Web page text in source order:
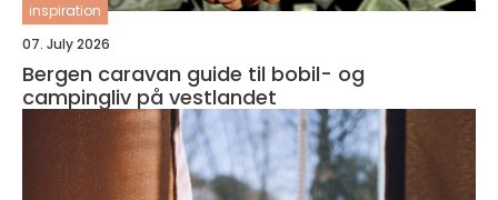
inspiration
07. July 2026
Bergen caravan guide til bobil- og
campingliv på vestlandet